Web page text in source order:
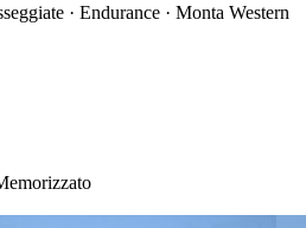
· Endurance · Monta Western